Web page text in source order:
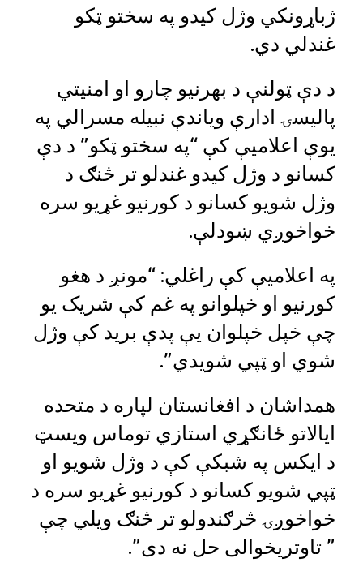
ژباړونکي وژل کیدو په سختو ټکو
غندلي دي.
د دې ټولنې د بهرنیو چارو او امنیتي
پالیسۍ ادارې ویاندې نبیله مسرالي په
یوې اعلامیې کې “په سختو ټکو” د دې
کسانو د وژل کیدو غندلو تر څنګ د
وژل شویو کسانو د کورنیو غړیو سره
خواخوږي ښودلې.
په اعلامیې کې راغلي: “مونږ د هغو
کورنیو او خپلوانو په غم کې شریک یو
چې خپل خپلوان یې پدې برید کې وژل
شوي او ټپي شویدي”.
همداشان د افغانستان لپاره د متحده
ایالاتو ځانګړي استازي توماس ویسټ
د ایکس په شبکې کې د وژل شویو او
ټپي شویو کسانو د کورنیو غړیو سره د
خواخوږۍ څرګندولو تر څنګ ویلي چې
” تاوتریخوالی حل نه دی”.